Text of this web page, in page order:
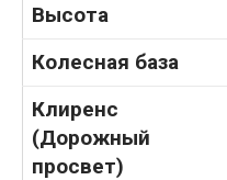
Высота
Колесная база
Клиренс
(Дорожный
просвет)